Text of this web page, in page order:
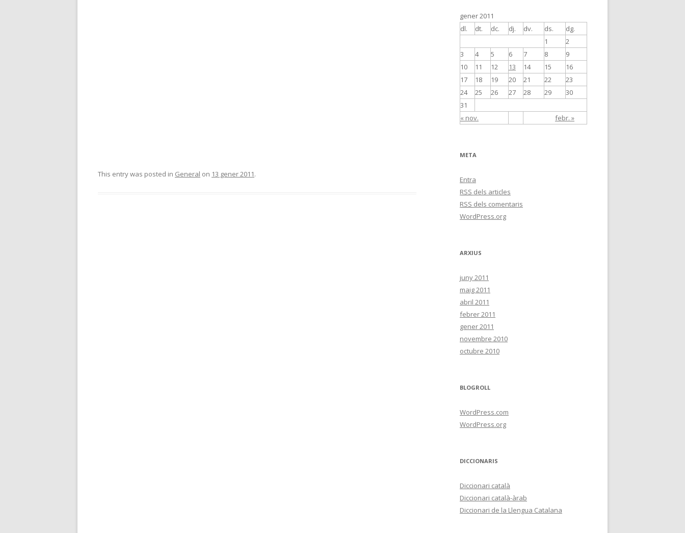
This entry was posted in General on 13 gener 2011.
gener 2011
dl.
dt. dc. dj. dv. ds. dg.
« nov. febr. »
1
2
3
4 5 6 7 8
9
10
11 12 13 14 15
16
17
18 19 20 21 22
23
24
25 26 27 28 29
30
31
META
Entra
RSS dels articles
RSS dels comentaris
WordPress.org
ARXIUS
juny 2011
maig 2011
abril 2011
febrer 2011
gener 2011
novembre 2010
octubre 2010
BLOGROLL
WordPress.com
WordPress.org
DICCIONARIS
Diccionari català
Diccionari català-àrab
Diccionari de la Llengua Catalana